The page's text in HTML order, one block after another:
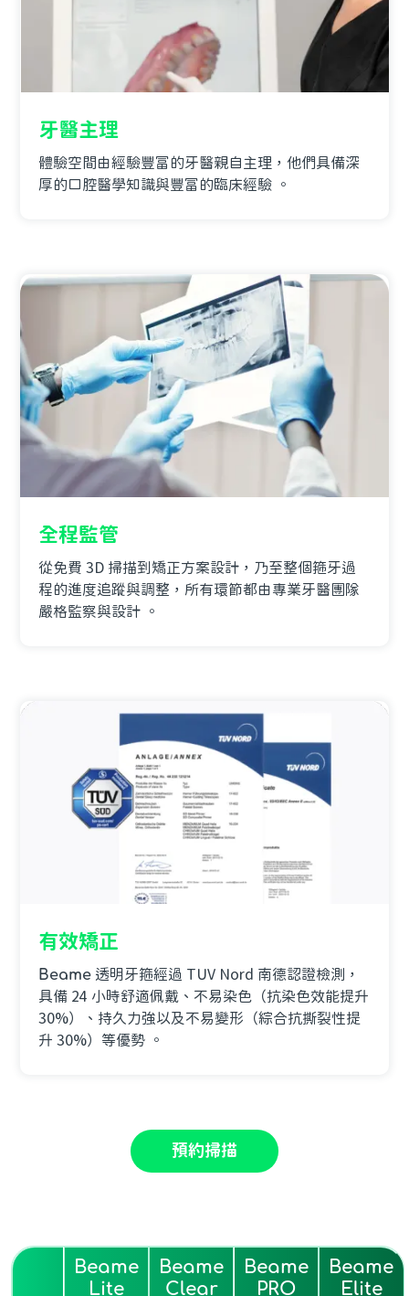
牙醫主理
體驗空間由經驗豐富的牙醫親自主理，他們具備深
厚的口腔醫學知識與豐富的臨床經驗 。
全程監管
從免費 3D 掃描到矯正方案設計，乃至整個箍牙過
程的進度追蹤與調整，所有環節都由專業牙醫團隊
嚴格監察與設計 。
有效矯正
Beame 透明牙箍經過 TUV Nord 南德認證檢測，
具備 24 小時舒適佩戴、不易染色（抗染色效能提升
30%）、持久力強以及不易變形（綜合抗撕裂性提
升 30%）等優勢 。
預約掃描
Beame
Lite
Beame
Clear
Beame
PRO
Beame
Elite